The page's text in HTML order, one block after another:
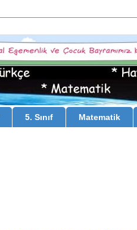
5. Sınıf Matematik